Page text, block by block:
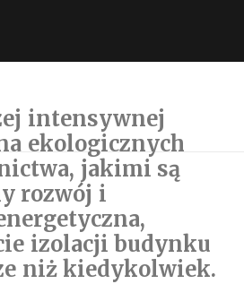
intensywnej
ekologicznych
jakimi są
rozwój i
izolacji budynku
niż kiedykolwiek.